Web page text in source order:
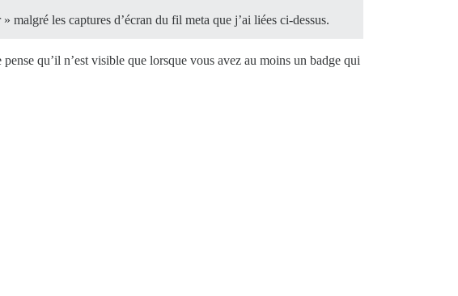
les captures d’écran du fil meta que j’ai liées ci-dessus.
pense qu’il n’est visible que lorsque vous avez au moins un badge qui